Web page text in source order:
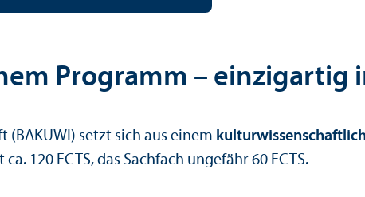
Programm – einzigartig
setzt sich aus einem
120 ECTS, das Sachfach ungefähr 60 ECTS.